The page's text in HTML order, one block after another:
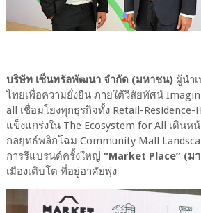
บริษัท เซ็นทรัลพัฒนา จำกัด (มหาชน)ผู้นำเ
ไทยเพื่อความยั่งยืน ภายใต้วิสัยทัศน์
all เชื่อมโยงทุกธุรกิจทั้ง Retail-
แข็งแกร่งใน The Ecosystem for All เดิน
กลยุทธ์พลิกโฉม Community Mall
การรีแบรนด์ครั้งใหญ่ “Market Place” (มา
เมืองเติบโต ที่อยู่อาศัยพุ่ง